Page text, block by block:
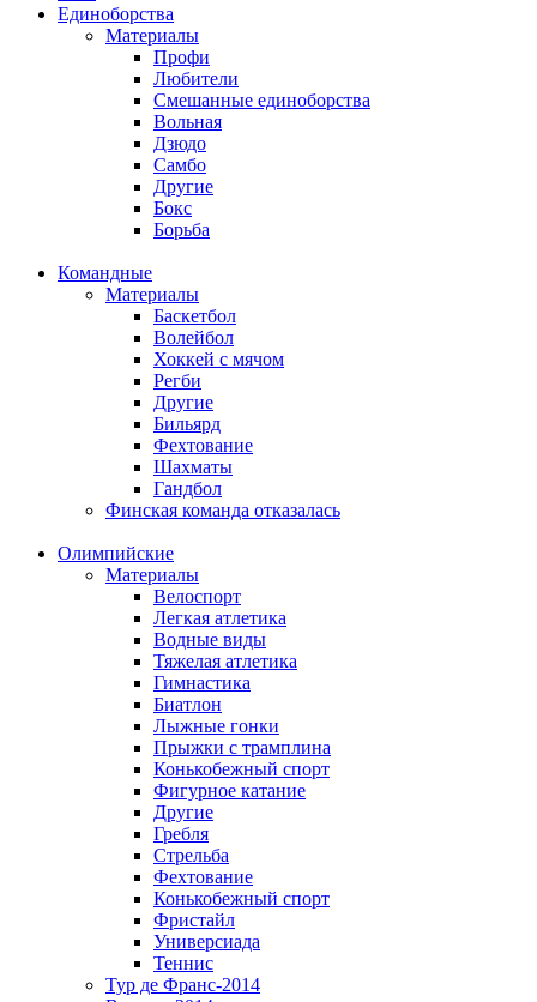
Единоборства
Материалы
Профи
Любители
Смешанные единоборства
Вольная
Дзюдо
Самбо
Другие
Бокс
Борьба
Командные
Материалы
Баскетбол
Волейбол
Хоккей с мячом
Регби
Другие
Бильярд
Фехтование
Шахматы
Гандбол
Финская команда отказалась
Олимпийские
Материалы
Велоспорт
Легкая атлетика
Водные виды
Тяжелая атлетика
Гимнастика
Биатлон
Лыжные гонки
Прыжки с трамплина
Конькобежный спорт
Фигурное катание
Другие
Гребля
Стрельба
Фехтование
Конькобежный спорт
Фристайл
Универсиада
Теннис
Тур де Франс-2014